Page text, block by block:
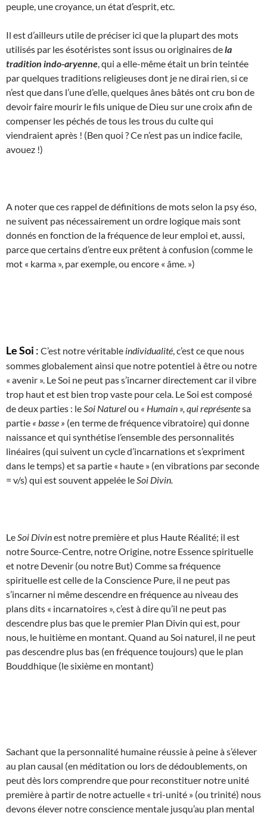
peuple, une croyance, un état d’esprit, etc.
Il est d’ailleurs utile de préciser ici que la plupart des mots
utilisés par les ésotéristes sont issus ou originaires dela
tradition indo-aryenne , qui a elle-même était un brin teintée
par quelques traditions religieuses dont je ne dirai rien, si ce
n’est que dans l’une d’elle, quelques ânes bâtés ont cru bon de
devoir faire mourir le fils unique de Dieu sur une croix afin de
compenser les péchés de tous les trous du culte qui
viendraient après ! (Ben quoi ? Ce n’est pas un indice facile,
avouez !)
A noter que ces rappel de définitions de mots selon la psy éso,
ne suivent pas nécessairement un ordre logique mais sont
donnés en fonction de la fréquence de leur emploi et, aussi,
parce que certains d’entre eux prêtent à confusion (comme le
mot « karma », par exemple, ou encore « âme. »)
Le Soi : C’est notre véritable individualité , c’est ce que nous
sommes globalement ainsi que notre potentiel à être ou notre
« avenir ». Le Soi ne peut pas s’incarner directement car il vibre
trop haut et est bien trop vaste pour cela. Le Soi est composé
de deux parties : le Soi Naturelou « Humain », qui représentesa
partie « basse » (en terme de fréquence vibratoire) qui donne
naissance et qui synthétise l’ensemble des personnalités
linéaires (qui suivent un cycle d’incarnations et s’expriment
dans le temps) et sa partie « haute » (en vibrations par seconde
= v/s) qui est souvent appelée le Soi Divin.
Le Soi Divinest notre première et plus Haute Réalité; il est
notre Source-Centre, notre Origine, notre Essence spirituelle
et notre Devenir (ou notre But) Comme sa fréquence
spirituelle est celle de la Conscience Pure, il ne peut pas
s’incarner ni même descendre en fréquence au niveau des
plans dits « incarnatoires », c’est à dire qu’il ne peut pas
descendre plus bas que le premier Plan Divin qui est, pour
nous, le huitième en montant. Quand au Soi naturel, il ne peut
pas descendre plus bas (en fréquence toujours) que le plan
Bouddhique (le sixième en montant)
Sachant que la personnalité humaine réussie à peine à s’élever
au plan causal (en méditation ou lors de dédoublements, on
peut dès lors comprendre que pour reconstituer notre unité
première à partir de notre actuelle « tri-unité » (ou trinité) nous
devons élever notre conscience mentale jusqu’au plan mental